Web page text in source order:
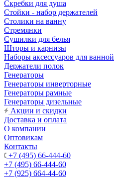
Скребки для душа
Стойки - набор держателей
Столики на ванну
Стремянки
Сушилки для белья
Шторы и карнизы
Наборы аксессуаров для ванной
Держатели полок
Генераторы
Генераторы инверторные
Генераторы рамные
Генераторы дизельные
Акции и скидки
Доставка и оплата
О компании
Оптовикам
Контакты
+7 (495) 66-444-60
+7 (495) 66-444-60
+7 (925) 664-44-60